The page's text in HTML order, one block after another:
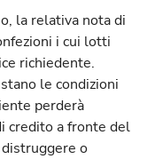
la relativa nota di
i cui lotti
richiedente.
le condizioni
perderà
credito a fronte del
distruggere o